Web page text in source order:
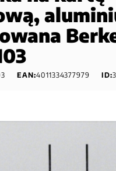
EAN:4011334377979 ID: